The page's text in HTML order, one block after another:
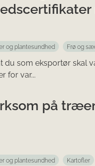
og plantesundhed Frø og
du som eksportør skal
for var...
på
og plantesundhed Kartofler